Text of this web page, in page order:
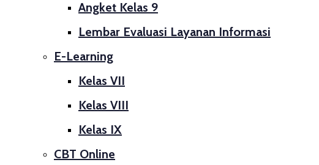
Angket Kelas 9
Lembar Evaluasi Layanan Informasi
E-Learning
Kelas VII
Kelas VIII
Kelas IX
CBT Online